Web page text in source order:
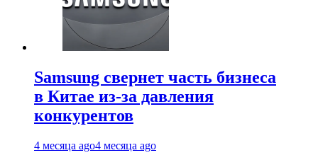
Samsung свернет часть бизнеса
в Китае из-за давления
конкурентов
4 месяца ago4 месяца ago